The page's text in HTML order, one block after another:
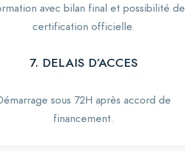
avec bilan final et possibilité de
certification officielle.
7. DELAIS D’ACCES
sous 72H après accord de
financement.